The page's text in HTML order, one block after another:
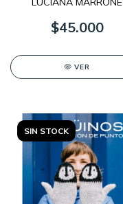
$45.000
VER
SIN STOCK